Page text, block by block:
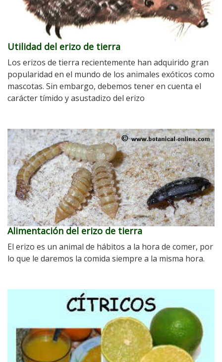
Utilidad del erizo de tierra
Los erizos de tierra recientemente han adquirido gran
popularidad en el mundo de los animales exóticos como
mascotas. Sin embargo, debemos tener en cuenta el
carácter tímido y asustadizo del erizo
Alimentación del erizo de tierra
El erizo es un animal de hábitos a la hora de comer, por
lo que le daremos la comida siempre a la misma hora.